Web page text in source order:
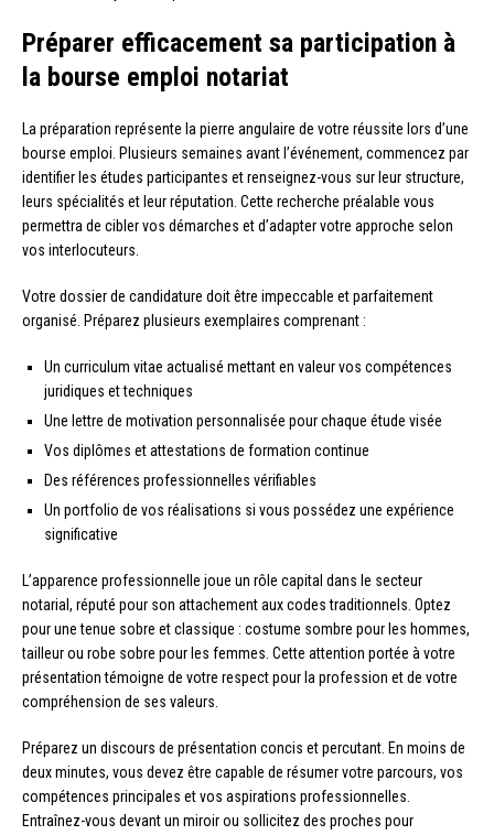
Préparer efficacement sa participation à
la bourse emploi notariat
La préparation représente la pierre angulaire de votre réussite lors d’une
bourse emploi. Plusieurs semaines avant l’événement, commencez par
identifier les études participantes et renseignez-vous sur leur structure,
leurs spécialités et leur réputation. Cette recherche préalable vous
permettra de cibler vos démarches et d’adapter votre approche selon
vos interlocuteurs.
Votre dossier de candidature doit être impeccable et parfaitement
organisé. Préparez plusieurs exemplaires comprenant :
Un curriculum vitae actualisé mettant en valeur vos compétences
juridiques et techniques
Une lettre de motivation personnalisée pour chaque étude visée
Vos diplômes et attestations de formation continue
Des références professionnelles vérifiables
Un portfolio de vos réalisations si vous possédez une expérience
significative
L’apparence professionnelle joue un rôle capital dans le secteur
notarial, réputé pour son attachement aux codes traditionnels. Optez
pour une tenue sobre et classique : costume sombre pour les hommes,
tailleur ou robe sobre pour les femmes. Cette attention portée à votre
présentation témoigne de votre respect pour la profession et de votre
compréhension de ses valeurs.
Préparez un discours de présentation concis et percutant. En moins de
deux minutes, vous devez être capable de résumer votre parcours, vos
compétences principales et vos aspirations professionnelles.
Entraînez-vous devant un miroir ou sollicitez des proches pour